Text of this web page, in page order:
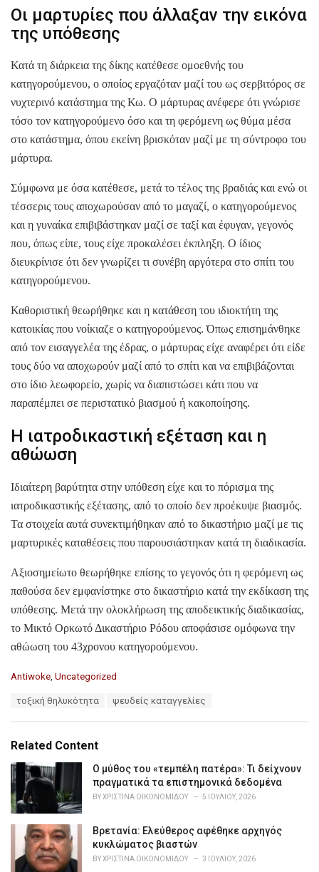
Οι μαρτυρίες που άλλαξαν την εικόνα
της υπόθεσης
Κατά τη διάρκεια της δίκης κατέθεσε ομοεθνής του
κατηγορούμενου, ο οποίος εργαζόταν μαζί του ως σερβιτόρος σε
νυχτερινό κατάστημα της Κω. Ο μάρτυρας ανέφερε ότι γνώρισε
τόσο τον κατηγορούμενο όσο και τη φερόμενη ως θύμα μέσα
στο κατάστημα, όπου εκείνη βρισκόταν μαζί με τη σύντροφο του
μάρτυρα.
Σύμφωνα με όσα κατέθεσε, μετά το τέλος της βραδιάς και ενώ οι
τέσσερις τους αποχωρούσαν από το μαγαζί, ο κατηγορούμενος
και η γυναίκα επιβιβάστηκαν μαζί σε ταξί και έφυγαν, γεγονός
που, όπως είπε, τους είχε προκαλέσει έκπληξη. Ο ίδιος
διευκρίνισε ότι δεν γνωρίζει τι συνέβη αργότερα στο σπίτι του
κατηγορούμενου.
Καθοριστική θεωρήθηκε και η κατάθεση του ιδιοκτήτη της
κατοικίας που νοίκιαζε ο κατηγορούμενος. Όπως επισημάνθηκε
από τον εισαγγελέα της έδρας, ο μάρτυρας είχε αναφέρει ότι είδε
τους δύο να αποχωρούν μαζί από το σπίτι και να επιβιβάζονται
στο ίδιο λεωφορείο, χωρίς να διαπιστώσει κάτι που να
παραπέμπει σε περιστατικό βιασμού ή κακοποίησης.
Η ιατροδικαστική εξέταση και η
αθώωση
Ιδιαίτερη βαρύτητα στην υπόθεση είχε και το πόρισμα της
ιατροδικαστικής εξέτασης, από το οποίο δεν προέκυψε βιασμός.
Τα στοιχεία αυτά συνεκτιμήθηκαν από το δικαστήριο μαζί με τις
μαρτυρικές καταθέσεις που παρουσιάστηκαν κατά τη διαδικασία.
Αξιοσημείωτο θεωρήθηκε επίσης το γεγονός ότι η φερόμενη ως
παθούσα δεν εμφανίστηκε στο δικαστήριο κατά την εκδίκαση της
υπόθεσης. Μετά την ολοκλήρωση της αποδεικτικής διαδικασίας,
το Μικτό Ορκωτό Δικαστήριο Ρόδου αποφάσισε ομόφωνα την
αθώωση του 43χρονου κατηγορούμενου.
C
o
r
i
e
s
:
Antiwoke, Uncategorized
:
τοξική θηλυκότητα ψευδείς καταγγελίες
Related Content
Ο μύθος του «τεμπέλη πατέρα»: Τι δείχνουν
πραγματικά τα επιστημονικά δεδομένα
BYΧΡΙΣΤΊΝΑ ΟΙΚΟΝΟΜΊΔΟΥ 5 ΙΟΥΛΊΟΥ, 2026
Βρετανία: Ελεύθερος αφέθηκε αρχηγός
κυκλώματος βιαστών
BYΧΡΙΣΤΊΝΑ ΟΙΚΟΝΟΜΊΔΟΥ 3 ΙΟΥΛΊΟΥ, 2026